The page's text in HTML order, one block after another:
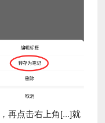
再点击右上角[...]就